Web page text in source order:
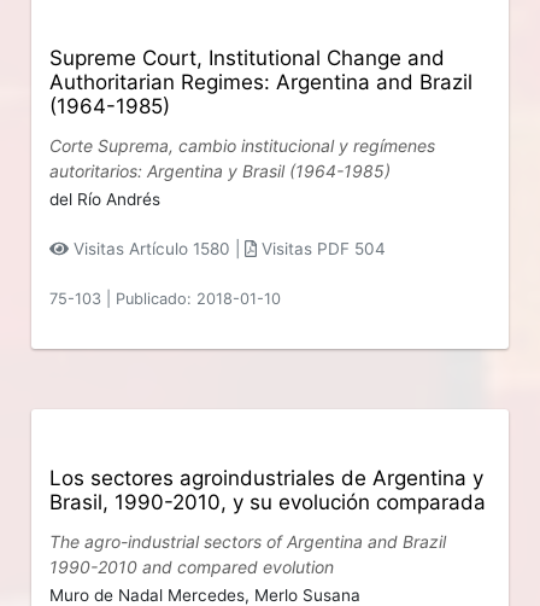
Supreme Court, Institutional Change and
Authoritarian Regimes: Argentina and Brazil
(1964-1985)
Corte Suprema, cambio institucional y regímenes
autoritarios: Argentina y Brasil (1964-1985)
del Río Andrés
Visitas Artículo 1580 | Visitas PDF 504
75-103 Publicado: 2018-01-10
Los sectores agroindustriales de Argentina y
Brasil, 1990-2010, y su evolución comparada
The agro-industrial sectors of Argentina and Brazil
1990-2010 and compared evolution
Muro de Nadal Mercedes, Merlo Susana